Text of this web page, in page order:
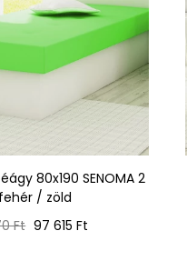
80x190 SENOMA 2
/ zöld
Ft Ár
97 615 Ft